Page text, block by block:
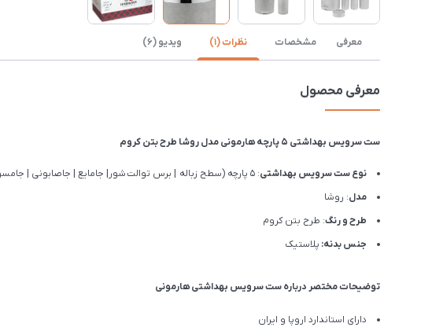
معرفی مشخصات نظرات (1) ویدیو (6)
معرفی محصول
ست سرویس بهداشتی 5 پارچه هارمونی مدل روشا طرح بتن کروم
نوع ست سرویس بهداشتی: 5 پارچه (سطح زباله | برس توالت شور| جامایع | جاصابونی | جامسواکی)
مدل: روشا
طرح و رنگ: طرح بتن کروم
جنس بدنه: پلاستیک
توضیحات مختصر درباره ست سرویس بهداشتی هارمونی
دارای استاندارد اروپا و ایران